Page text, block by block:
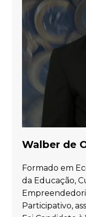
Walber de
Formado em
da Educação,
Participativo,